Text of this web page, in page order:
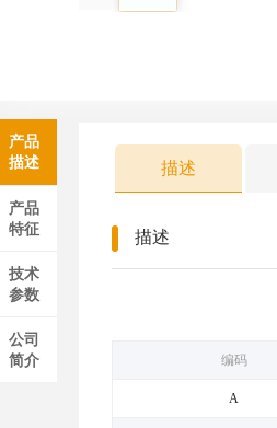
产品
描述
产品
特征
技术
参数
公司
简介
描述
描述
编码
A